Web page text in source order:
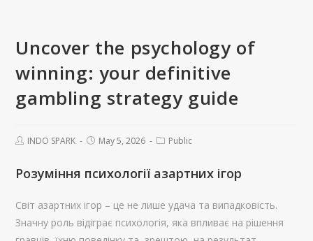
Uncover the psychology of
winning: your definitive
gambling strategy guide
INDO SPARK May 5, 2026 Public
Розуміння психології азартних ігор
Світ азартних ігор – це не лише удача та випадковість.
Значну роль відіграє психологія, яка впливає на рішення